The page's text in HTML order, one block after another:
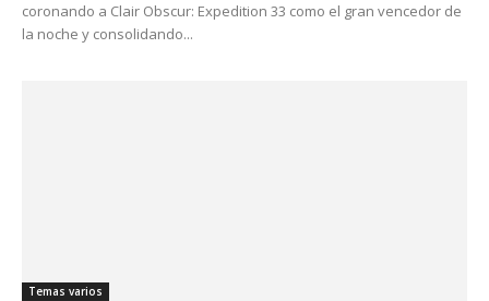
coronando a Clair Obscur: Expedition 33 como el gran vencedor de
la noche y consolidando...
Temas varios